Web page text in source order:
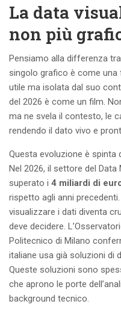
La data
non più
Pensiamo alla differenza
singolo grafico è come una
utile ma isolata dal suo
del 2026 è come un film.
ma ne svela il contesto, le
rendendo il dato vivo e
Questa evoluzione è spinta
Nel 2026, il settore del
superato i 4 miliardi di
rispetto agli anni
visualizzare i dati diventa
deve decidere.
Politecnico di Milano
italiane usa già soluzioni di
Queste soluzioni sono
che aprono le porte
background tecnico.